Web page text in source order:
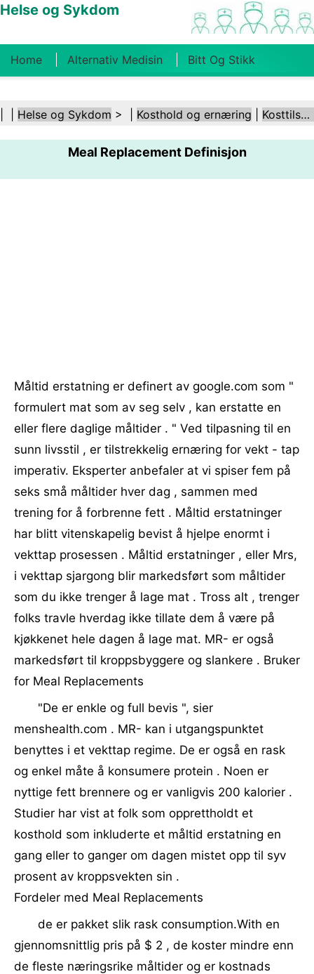
Helse og Sykdom
Home Alternativ Medisin Bitt Og Stikk
Kosthold Og Ernæring Familiehelse
Helsebransjen Psykisk Helse Folkehelse Og
Sikkerhet Kirurgi Og Prosedyrer Helse
Helse og Sykdom > | Kosthold og ernæring Kosttilskudd
Meal Replacement Definisjon
Måltid erstatning er definert av google.com som "
formulert mat som av seg selv , kan erstatte en
eller flere daglige måltider . " Ved tilpasning til en
sunn livsstil , er tilstrekkelig ernæring for vekt - tap
imperativ. Eksperter anbefaler at vi spiser fem på
seks små måltider hver dag , sammen med
trening for å forbrenne fett . Måltid erstatninger
har blitt vitenskapelig bevist å hjelpe enormt i
vekttap prosessen . Måltid erstatninger , eller Mrs,
i vekttap sjargong blir markedsført som måltider
som du ikke trenger å lage mat . Tross alt , trenger
folks travle hverdag ikke tillate dem å være på
kjøkkenet hele dagen å lage mat. MR- er også
markedsført til kroppsbyggere og slankere . Bruker
for Meal Replacements
"De er enkle og full bevis ", sier
menshealth.com . MR- kan i utgangspunktet
benyttes i et vekttap regime. De er også en rask
og enkel måte å konsumere protein . Noen er
nyttige fett brennere og er vanligvis 200 kalorier .
Studier har vist at folk som opprettholdt et
kosthold som inkluderte et måltid erstatning en
gang eller to ganger om dagen mistet opp til syv
prosent av kroppsvekten sin .
Fordeler med Meal Replacements
de er pakket slik rask consumption.With en
gjennomsnittlig pris på $ 2 , de koster mindre enn
de fleste næringsrike måltider og er kostnads ​​